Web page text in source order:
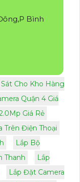
Bình
Cho Kho Hàng
Quận 4 Giá
Giá Rẻ
Trên Điện Thoại
Lắp Bộ
Thanh
Lắp
Lắp Đặt Camera